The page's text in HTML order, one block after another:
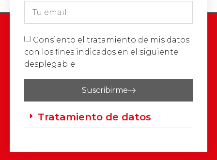
Consiento el tratamiento de mis datos
con los fines indicados en el siguiente
desplegable
Suscribirme
Tratamiento de datos